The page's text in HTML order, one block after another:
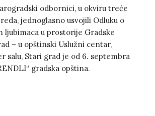
odbornici, u okviru treće
jednoglasno usvojili Odluku o
ljubimaca u prostorije Gradske
– u opštinski Uslužni centar,
salu, Stari grad je od 6. septembra
gradska opština.